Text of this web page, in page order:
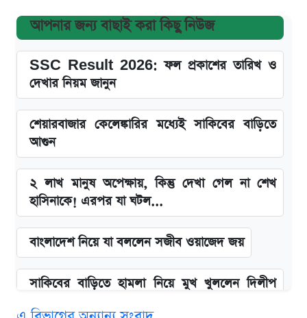
আপনার জন্য বাছাই করা কিছু নিউজ
SSC Result 2026: ফল প্রকাশের তারিখ ও
দেখার নিয়ম জানুন
শেয়ারবাজার কেলেঙ্কারির মধ্যেই সাকিবের বাড়িতে
আগুন
২ লাখ মানুষ অপেক্ষায়, কিন্তু দেখা গেল না শেখ
হাসিনাকে! এরপর যা ঘটল...
বাংলাদেশ নিয়ে যা বললেন সজীব ওয়াজেদ জয়
সাকিবের বাড়িতে হামলা নিয়ে মুখ খুললেন দিলীপ